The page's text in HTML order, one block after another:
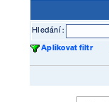
Hledání :
Aplikovat filtr